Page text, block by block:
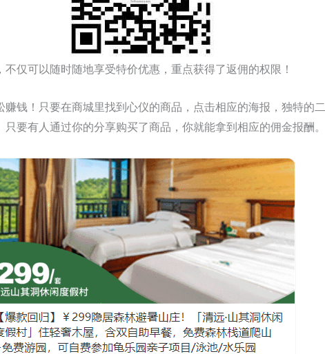
仅可以随时随地享受特价优惠，重点获得了返佣的权限！
钱！只要在商城里找到心仪的商品，点击相应的海报，独特的
要有人通过你的分享购买了商品，你就能拿到相应的佣金报酬。